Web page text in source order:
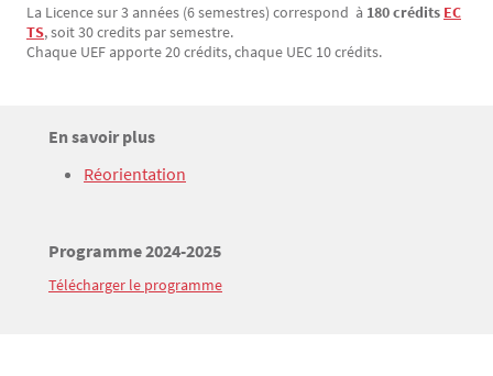
La Licence sur 3 années (6 semestres) correspond à 180 crédits EC
TS, soit 30 credits par semestre.
Chaque UEF apporte 20 crédits, chaque UEC 10 crédits.
Bloc(s) libre(s)
Titre
En savoir plus
TexteRéorientation
Titre
Programme 2024-2025
Texte
Télécharger le programme